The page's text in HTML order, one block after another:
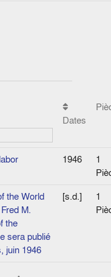
Dates
1946
1
the World
M.
the
sera publié
juin 1946
[s.d.]
1